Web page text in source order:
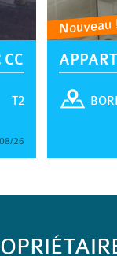
T2
26
Nouveau